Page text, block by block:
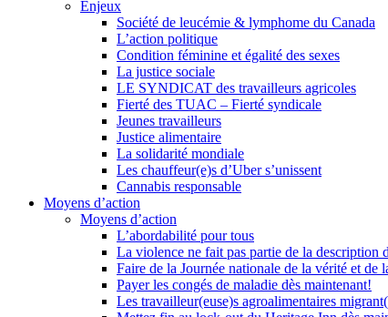
Enjeux
Société de leucémie & lymphome du Canada
L’action politique
Condition féminine et égalité des sexes
La justice sociale
LE SYNDICAT des travailleurs agricoles
Fierté des TUAC – Fierté syndicale
Jeunes travailleurs
Justice alimentaire
La solidarité mondiale
Les chauffeur(e)s d’Uber s’unissent
Cannabis responsable
Moyens d’action
Moyens d’action
L’abordabilité pour tous
La violence ne fait pas partie de la description
Faire de la Journée nationale de la vérité et
Payer les congés de maladie dès maintenant!
Les travailleur(euse)s agroalimentaires